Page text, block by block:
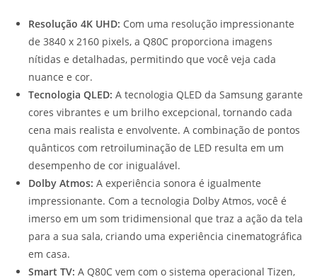
Resolução 4K UHD: Com uma resolução impressionante
de 3840 x 2160 pixels, a Q80C proporciona imagens
nítidas e detalhadas, permitindo que você veja cada
nuance e cor.
Tecnologia QLED: A tecnologia QLED da Samsung garante
cores vibrantes e um brilho excepcional, tornando cada
cena mais realista e envolvente. A combinação de pontos
quânticos com retroiluminação de LED resulta em um
desempenho de cor inigualável.
Dolby Atmos: A experiência sonora é igualmente
impressionante. Com a tecnologia Dolby Atmos, você é
imerso em um som tridimensional que traz a ação da tela
para a sua sala, criando uma experiência cinematográfica
em casa.
Smart TV: A Q80C vem com o sistema operacional Tizen,